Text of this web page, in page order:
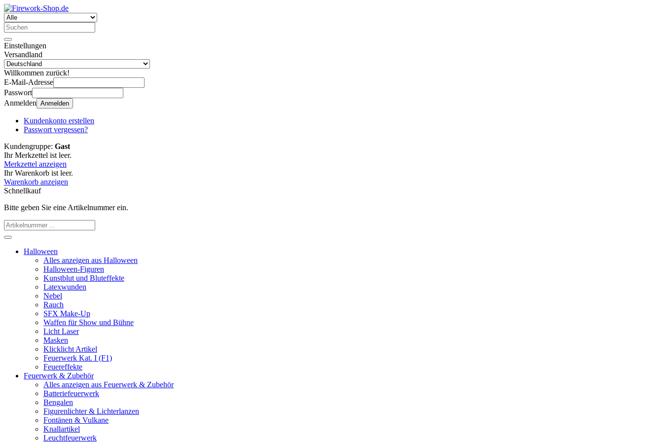
Einstellungen
Versandland
Willkommen zurück!
E-Mail-Adresse
Passwort
Anmelden Anmelden
Kundenkonto erstellen
Passwort vergessen?
Kundengruppe: Gast
Ihr Merkzettel ist leer.
Merkzettel anzeigen
Ihr Warenkorb ist leer.
Warenkorb anzeigen
Schnellkauf
Bitte geben Sie eine Artikelnummer ein.
Halloween
Alles anzeigen aus Halloween
Halloween-Figuren
Kunstblut und Bluteffekte
Latexwunden
Nebel
Rauch
SFX Make-Up
Waffen für Show und Bühne
Licht Laser
Masken
Klicklicht Artikel
Feuerwerk Kat. I (F1)
Feuereffekte
Feuerwerk & Zubehör
Alles anzeigen aus Feuerwerk & Zubehör
Batteriefeuerwerk
Bengalen
Figurenlichter & Lichterlanzen
Fontänen & Vulkane
Knallartikel
Leuchtfeuerwerk